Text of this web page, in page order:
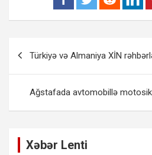
naviqasiyası
Türkiyə və Almaniya XİN
Ağstafada avtomobillə
Xəbər Lenti